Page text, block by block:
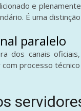
e
É uma
paralelo
dos canais
processo